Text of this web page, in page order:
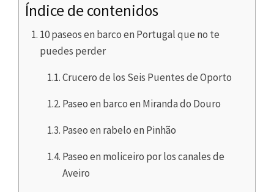
Índice de contenidos
10 paseos en barco en Portugal que no te
puedes perder
Crucero de los Seis Puentes de Oporto
Paseo en barco en Miranda do Douro
Paseo en rabelo en Pinhão
Paseo en moliceiro por los canales de
Aveiro